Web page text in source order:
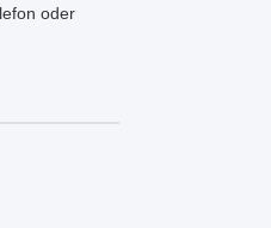
oder